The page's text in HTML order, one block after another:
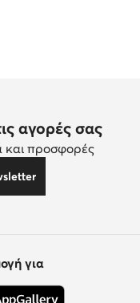
αγορές σας
και προσφορές
για